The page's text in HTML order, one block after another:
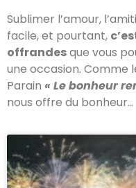
Sublimer l’amour,
facile, et pourtant,
offrandesque vous
une occasion. Comme
Parain « Le bonheur
nous offre du bonheur…